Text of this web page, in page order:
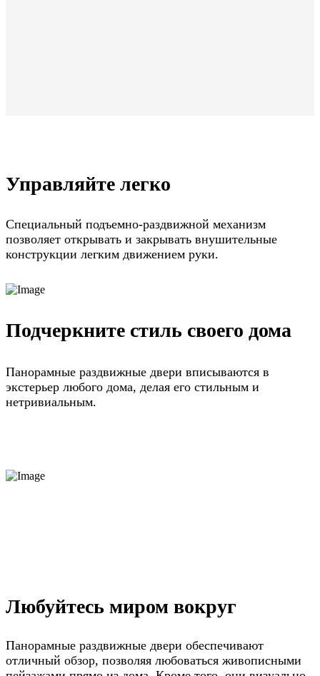
Управляйте легко
Специальный подъемно-раздвижной механизм
позволяет открывать и закрывать внушительные
конструкции легким движением руки.
Подчеркните стиль своего дома
Панорамные раздвижные двери вписываются в
экстерьер любого дома, делая его стильным и
нетривиальным.
Любуйтесь миром вокруг
Панорамные раздвижные двери обеспечивают
отличный обзор, позволяя любоваться живописными